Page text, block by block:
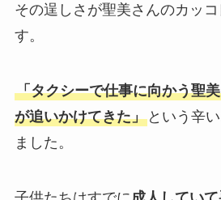
その逞しさが聖美さんのカッ
す。
「タクシーで仕事に向かう聖
が追いかけてきた」という辛
ました。